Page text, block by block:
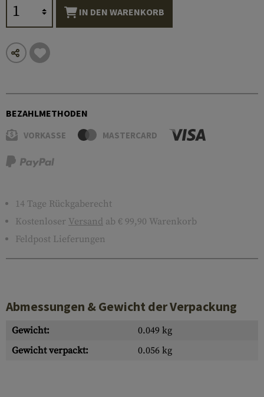
IN DEN WARENKORB
BEZAHLMETHODEN
VORKASSE MASTERCARD
14 Tage Rückgaberecht
Kostenloser Versand ab € 99,90 Warenkorb
Feldpost Lieferungen
Abmessungen & Gewicht der Verpackung
Gewicht:
0.049 kg
Gewicht verpackt:
0.056 kg